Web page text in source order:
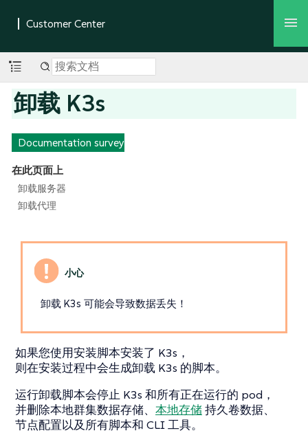
卸载 K3s
Documentation survey
在此页面上
卸载服务器
卸载代理
卸载 K3s 可能会导致数据丢失！
如果您使用安装脚本安装了 K3s，
则在安装过程中会生成卸载 K3s 的脚本。
运行卸载脚本会停止 K3s 和所有正在运行的 pod，
并删除本地群集数据存储、 本地存储持久卷数据、
节点配置以及所有脚本和 CLI 工具。